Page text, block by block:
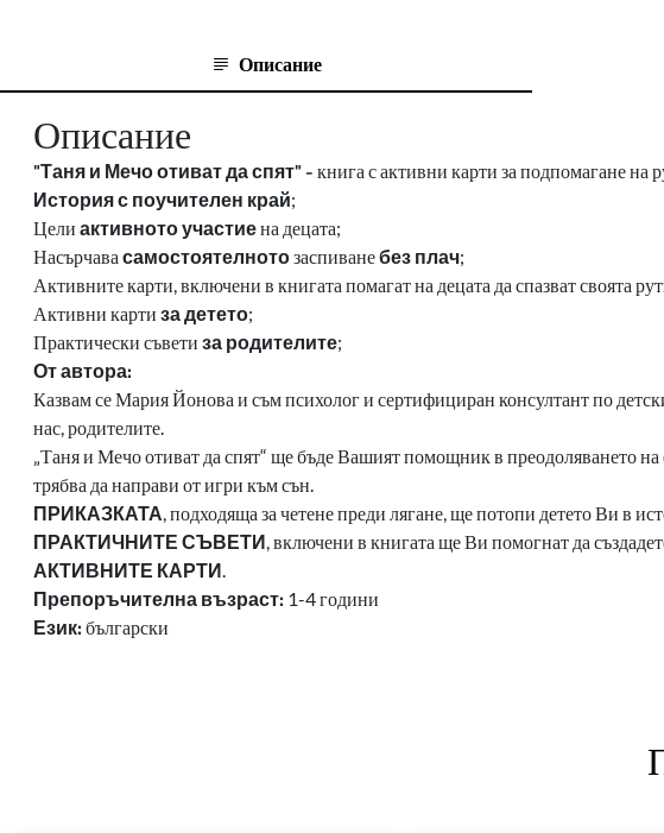
Описание
Описание
"Таня и Мечо отиват да спят" - книга с активни карти за подпомагане на
История с поучителен край;
Цели активното участиена децата;
Насърчава самостоятелнотозаспиванебез плач;
Активните карти, включени в книгата помагат на децата да спазват своята
Активни карти за детето;
Практически съвети за родителите;
От автора:
Казвам се Мария Йонова и съм психолог и сертифициран консултант по
нас, родителите.
„Таня и Мечо отиват да спят“ ще бъде Вашият помощник в преодоляването на
трябва да направи от игри към сън.
ПРИКАЗКАТА, подходяща за четене преди лягане, ще потопи детето Ви в
ПРАКТИЧНИТЕ СЪВЕТИ, включени в книгата ще Ви помогнат да
АКТИВНИТЕ КАРТИ.
Препоръчителна възраст: 1-4 години
Език: български